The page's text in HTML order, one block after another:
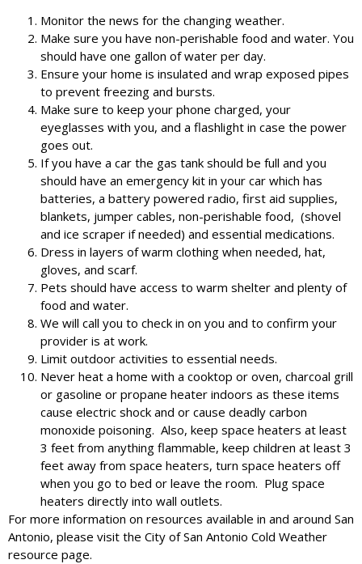
Monitor the news for the changing weather.
Make sure you have non-perishable food and water. You
should have one gallon of water per day.
Ensure your home is insulated and wrap exposed pipes
to prevent freezing and bursts.
Make sure to keep your phone charged, your
eyeglasses with you, and a flashlight in case the power
goes out.
If you have a car the gas tank should be full and you
should have an emergency kit in your car which has
batteries, a battery powered radio, first aid supplies,
blankets, jumper cables, non-perishable food, (shovel
and ice scraper if needed) and essential medications.
Dress in layers of warm clothing when needed, hat,
gloves, and scarf.
Pets should have access to warm shelter and plenty of
food and water.
We will call you to check in on you and to confirm your
provider is at work.
Limit outdoor activities to essential needs.
Never heat a home with a cooktop or oven, charcoal grill
or gasoline or propane heater indoors as these items
cause electric shock and or cause deadly carbon
monoxide poisoning. Also, keep space heaters at least
3 feet from anything flammable, keep children at least 3
feet away from space heaters, turn space heaters off
when you go to bed or leave the room. Plug space
heaters directly into wall outlets.
For more information on resources available in and around San
Antonio, please visit the City of San Antonio Cold Weather
resource page.